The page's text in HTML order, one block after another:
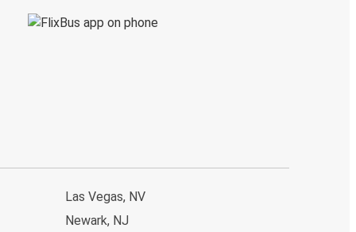
Las Vegas, NV
Newark, NJ